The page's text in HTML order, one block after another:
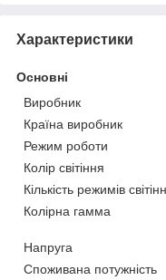
Характеристики
Основні
Виробник
Країна виробник
Режим роботи
Колір світіння
Кількість режимів
Колірна гамма
Напруга
Споживана потужність